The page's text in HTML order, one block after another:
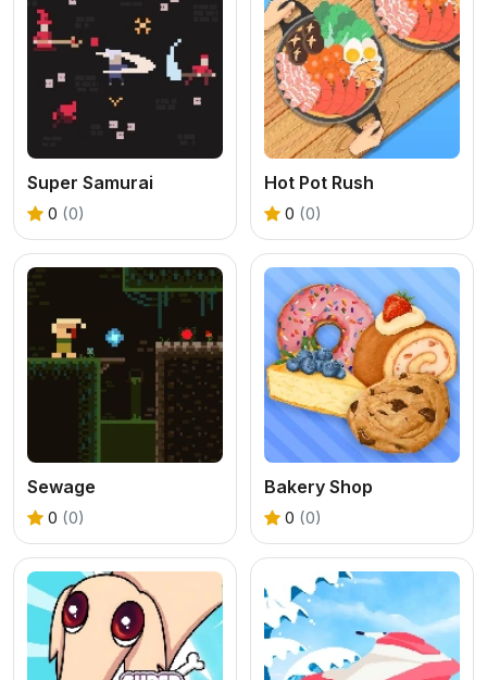
Super Samurai
0 (0)
Hot Pot Rush
0 (0)
Sewage
0 (0)
Bakery Shop
0 (0)